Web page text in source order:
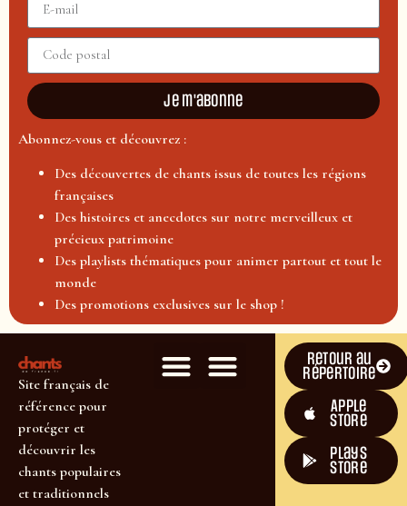
Je m'abonne
Abonnez-vous et découvrez :
Des découvertes de chants issus de toutes les régions
françaises
Des histoires et anecdotes sur notre merveilleux et
précieux patrimoine
Des playlists thématiques pour animer partout et tout le
monde
Des promotions exclusives sur le shop !
Site français de
référence pour
protéger et
découvrir les
chants populaires
et traditionnels
Retour au
répertoire
Apple
Store
plays
store